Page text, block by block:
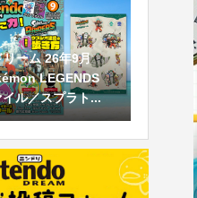
ーム 26年9月
LEGENDS
ル／スプラト...